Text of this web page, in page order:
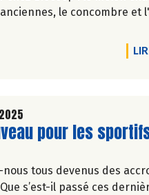
KAOKA : LE CHOIX
le concombre et
de l'article
pour les
nous tous devenus des
s’est-il passé ces